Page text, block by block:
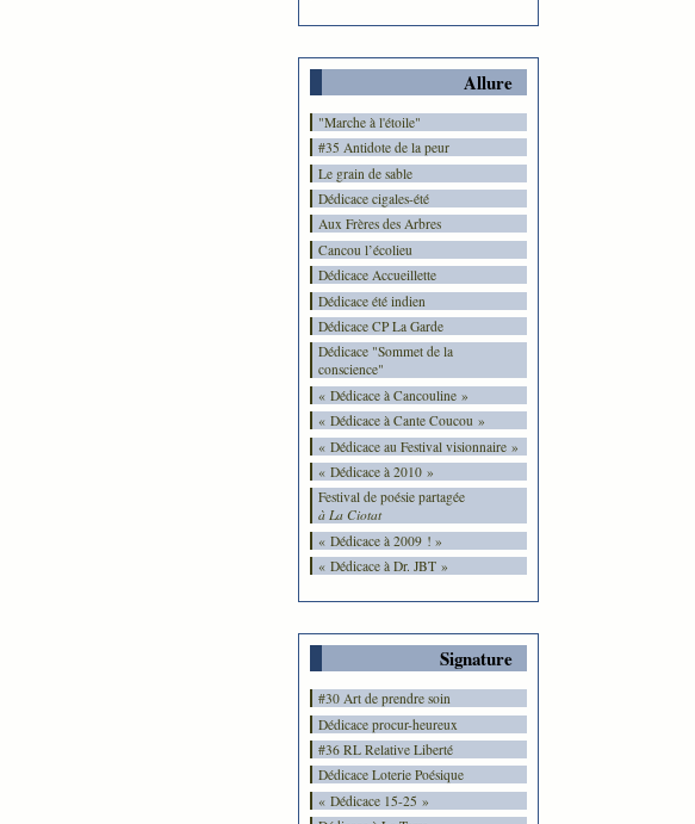
Allure
"Marche à l'étoile"
#35 Antidote de la peur
Le grain de sable
Dédicace cigales-été
Aux Frères des Arbres
Cancou l’écolieu
Dédicace Accueillette
Dédicace été indien
Dédicace CP La Garde
Dédicace "Sommet de la
conscience"
« Dédicace à Cancouline »
« Dédicace à Cante Coucou »
« Dédicace au Festival visionnaire »
« Dédicace à 2010 »
Festival de poésie partagée
à La Ciotat
« Dédicace à 2009 ! »
« Dédicace à Dr. JBT »
Signature
#30 Art de prendre soin
Dédicace procur-heureux
#36 RL Relative Liberté
Dédicace Loterie Poésique
« Dédicace 15-25 »